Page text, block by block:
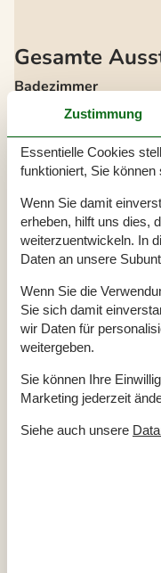
Gesamte
Badezimmer
TOILETTE. Heißes und
Diverse
Alternative Heizung,
Anzahl Haustiere 1
Baujahr 1976
Baumaterial: Holz
Ferienhaus 70 m²
Haustiere Ja 1
Heizung, Elektroheizung
Renoviert 2012
Self-Service-Check-in
Staubsauger
Verbrauchskosten exkl.
Waschmaschine
Winterfest
Wäschetrockner
Draußen
Gartenmöbel
Grill
Zustimmung
Essentielle Cookies
funktioniert, Sie
Wenn Sie damit
erheben, hilft uns dies,
weiterzuentwickeln. In
Daten an unsere
Wenn Sie die
Sie sich damit
wir Daten für
weitergeben.
Sie können Ihre
Marketing jederzeit
Siehe auch unsere